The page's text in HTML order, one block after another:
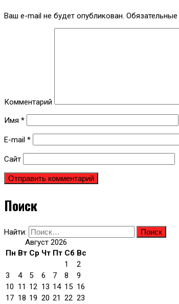
Ваш e-mail не будет опубликован.
Комментарий
Имя *
E-mail *
Сайт
Поиск
Найти:
Август 2026
Пн Вт Ср Чт Пт Сб Вс
1
2
3
4 5 6 7 8
9
10 11 12 13 14 15 16
17 18 19 20 21 22 23